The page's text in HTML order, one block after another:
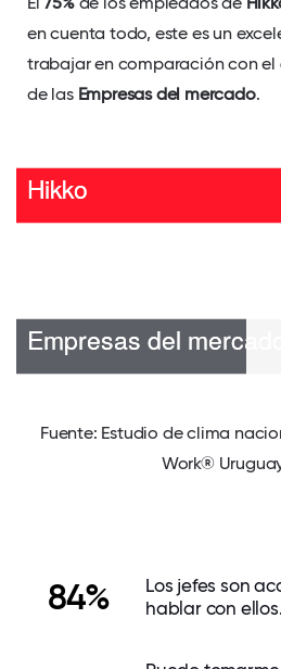
en cuenta todo, este es un
trabajar en comparación con el
de las Empresas del mercado.
Fuente: Estudio de clima
Work®
84%
Los jefes son
hablar con ellos.